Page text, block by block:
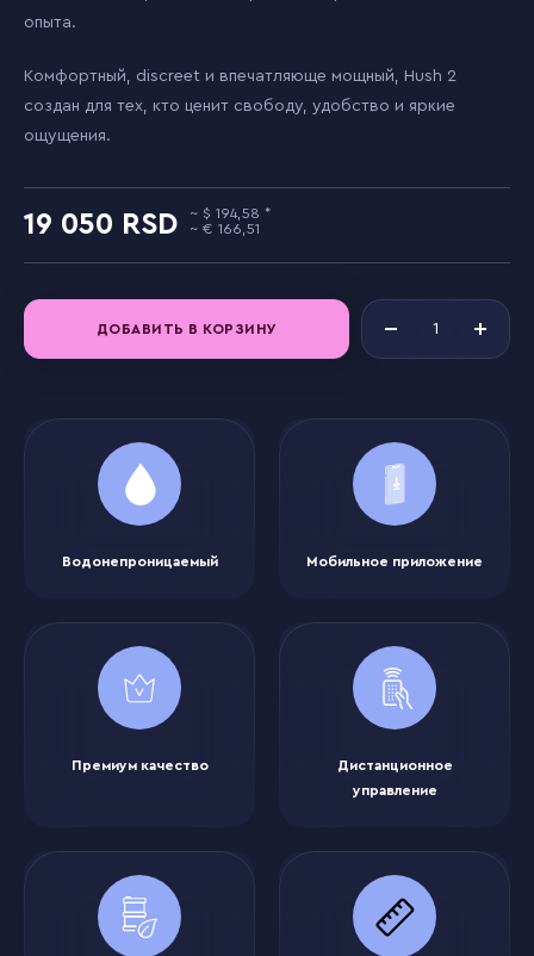
опыта.
Комфортный, discreet и впечатляюще мощный, Hush 2
создан для тех, кто ценит свободу, удобство и яркие
ощущения.
19 050
194,58
166,51
ДОБАВИТЬ В КОРЗИНУ
Водонепроницаемый Мобильное приложение
Премиум качество
Дистанционное
управление